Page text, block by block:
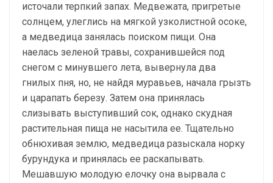
источали терпкий запах. Медвежата, пригретые
солнцем, улеглись на мягкой узколистной осоке,
а медведица занялась поиском пищи. Она
наелась зеленой травы, сохранившейся под
снегом с минувшего лета, вывернула два
гнилых пня, но, не найдя муравьев, начала грызть
и царапать березу. Затем она принялась
слизывать выступивший сок, однако скудная
растительная пища не насытила ее. Тщательно
обнюхивая землю, медведица разыскала норку
бурундука и принялась ее раскапывать.
Мешавшую молодую елочку она вырвала с